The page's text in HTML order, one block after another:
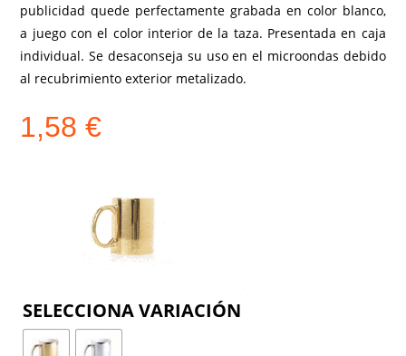
publicidad quede perfectamente grabada en color blanco,
a juego con el color interior de la taza. Presentada en caja
individual. Se desaconseja su uso en el microondas debido
al recubrimiento exterior metalizado.
1,58€